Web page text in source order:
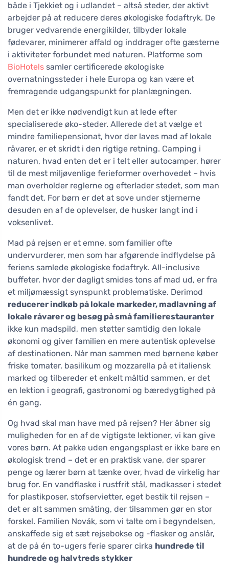
både i Tjekkiet og i udlandet – altså steder, der aktivt
arbejder på at reducere deres økologiske fodaftryk. De
bruger vedvarende energikilder, tilbyder lokale
fødevarer, minimerer affald og inddrager ofte gæsterne
i aktiviteter forbundet med naturen. Platforme som
BioHotels samler certificerede økologiske
overnatningssteder i hele Europa og kan være et
fremragende udgangspunkt for planlægningen.
Men det er ikke nødvendigt kun at lede efter
specialiserede øko-steder. Allerede det at vælge et
mindre familiepensionat, hvor der laves mad af lokale
råvarer, er et skridt i den rigtige retning. Camping i
naturen, hvad enten det er i telt eller autocamper, hører
til de mest miljøvenlige ferieformer overhovedet – hvis
man overholder reglerne og efterlader stedet, som man
fandt det. For børn er det at sove under stjernerne
desuden en af de oplevelser, de husker langt ind i
voksenlivet.
Mad på rejsen er et emne, som familier ofte
undervurderer, men som har afgørende indflydelse på
feriens samlede økologiske fodaftryk. All-inclusive
buffeter, hvor der dagligt smides tons af mad ud, er fra
et miljømæssigt synspunkt problematiske. Derimod
reducerer indkøb på lokale markeder, madlavning af
lokale råvarer og besøg på små familierestauranter
ikke kun madspild, men støtter samtidig den lokale
økonomi og giver familien en mere autentisk oplevelse
af destinationen. Når man sammen med børnene køber
friske tomater, basilikum og mozzarella på et italiensk
marked og tilbereder et enkelt måltid sammen, er det
en lektion i geografi, gastronomi og bæredygtighed på
én gang.
Og hvad skal man have med på rejsen? Her åbner sig
muligheden for en af de vigtigste lektioner, vi kan give
vores børn. At pakke uden engangsplast er ikke bare en
økologisk trend – det er en praktisk vane, der sparer
penge og lærer børn at tænke over, hvad de virkelig har
brug for. En vandflaske i rustfrit stål, madkasser i stedet
for plastikposer, stofservietter, eget bestik til rejsen –
det er alt sammen småting, der tilsammen gør en stor
forskel. Familien Novák, som vi talte om i begyndelsen,
anskaffede sig et sæt rejsebokse og -flasker og anslår,
at de på én to-ugers ferie sparer cirka hundrede til
hundrede og halvtreds stykker